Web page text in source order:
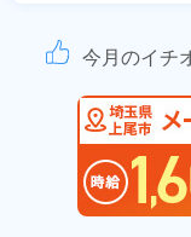
今月のイチ